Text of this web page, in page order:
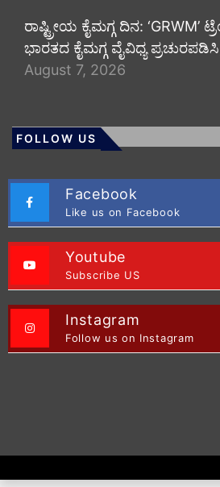
ರಾಷ್ಟ್ರೀಯ ಕೈಮಗ್ಗ ದಿನ:
ಭಾರತದ ಕೈಮಗ್ಗ ವೈವಿಧ್ಯ
August 7, 2026
FOLLOW US
Facebook
Like us on Facebook
Youtube
Subscribe US
Instagram
Follow us on Instagram